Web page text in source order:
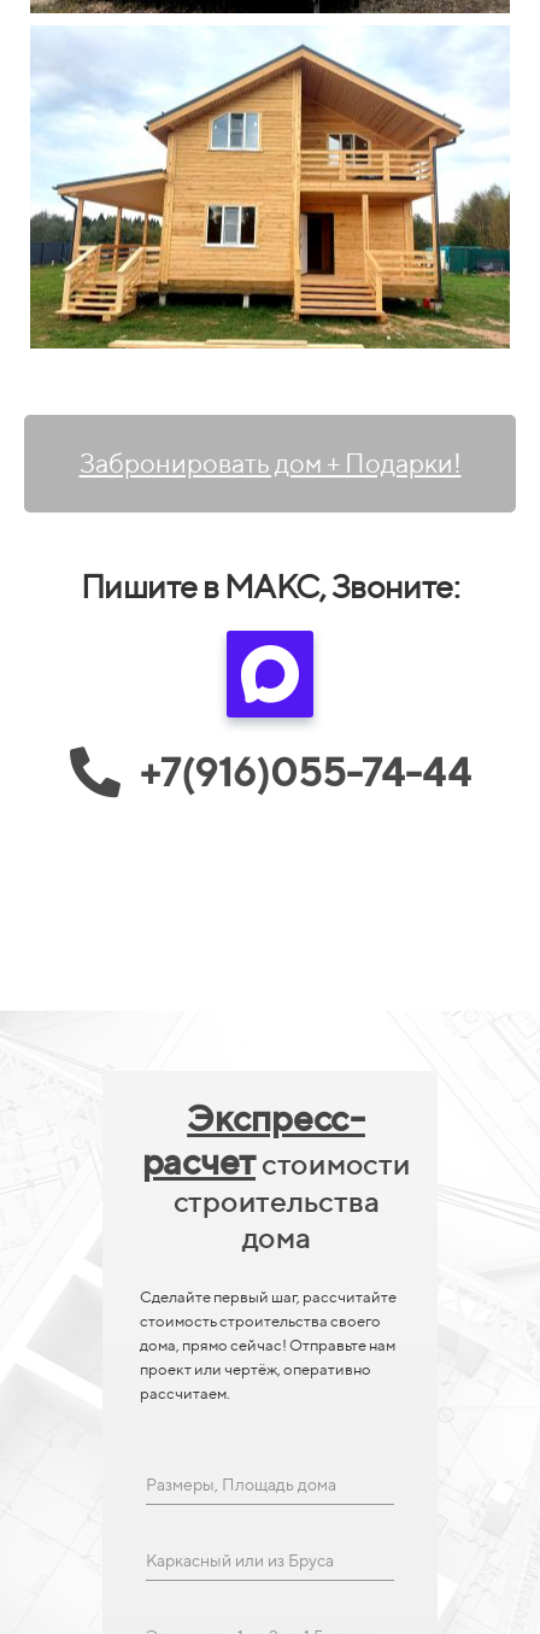
Забронировать дом + Подарки!
Пишите в МАКС, Звоните:
+7(916)055-74-44
Экспресс-
расчетстоимости
строительства
дома
Сделайте первый шаг, рассчитайте
стоимость строительства своего
дома, прямо сейчас! Отправьте нам
проект или чертёж, оперативно
рассчитаем.
Размеры, Площадь дома
Каркасный или из Бруса